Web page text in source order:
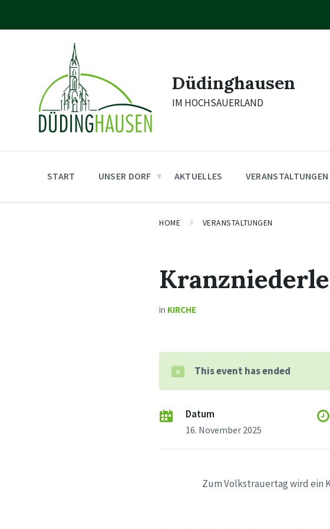
content
main
footer
Düdinghausen
IM HOCHSAUERLAND
START UNSER DORF AKTUELLES VERANSTALTUNGEN
HOME VERANSTALTUNGEN
in KIRCHE
This event has ended
Datum
16. November 2025
Zum Volkstrauertag wird ein